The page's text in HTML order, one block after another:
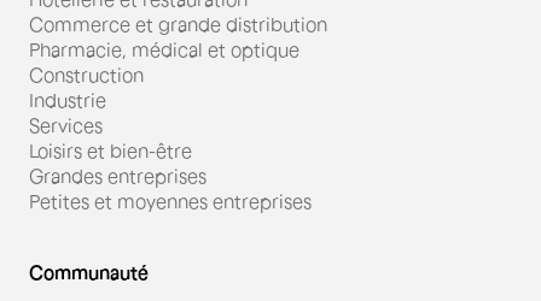
Commerce et grande distribution
Pharmacie, médical et optique
Construction
Industrie
Services
Loisirs et bien-être
Grandes entreprises
Petites et moyennes entreprises
Communauté